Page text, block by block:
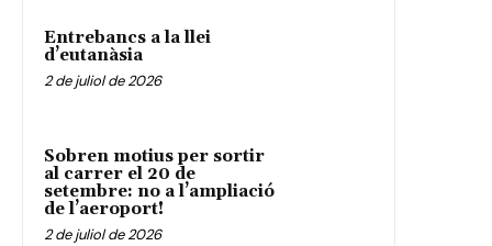
Entrebancs a la llei
d’eutanàsia
2 de juliol de 2026
Sobren motius per sortir
al carrer el 20 de
setembre: no a l’ampliació
de l’aeroport!
2 de juliol de 2026